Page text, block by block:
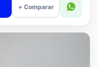
+ Comparar